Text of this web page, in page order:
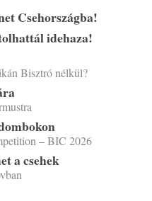
Csehországba!
idehaza!
Bisztró nélkül?
– BIC 2026
a csehek